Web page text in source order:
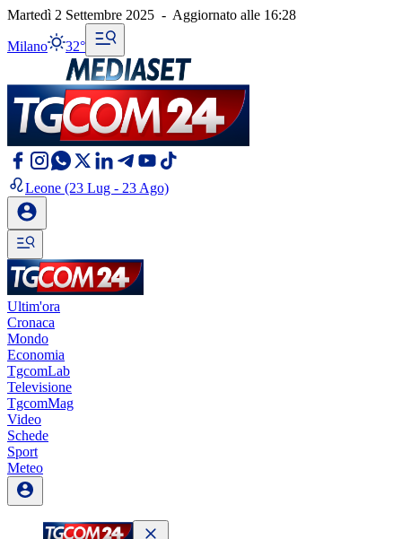
Martedì 2 Settembre 2025 - Aggiornato alle 16:28
Milano 32°
Leone (23 Lug - 23 Ago)
Ultim'ora
Cronaca
Mondo
Economia
TgcomLab
Televisione
TgcomMag
Video
Schede
Sport
Meteo